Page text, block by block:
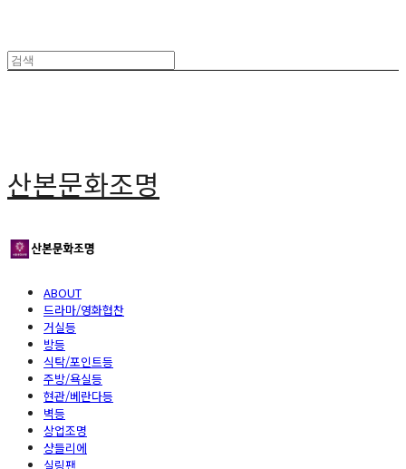
산본문화조명
ABOUT
드라마/영화협찬
거실등
방등
식탁/포인트등
주방/욕실등
현관/베란다등
벽등
상업조명
샹들리에
실링팬